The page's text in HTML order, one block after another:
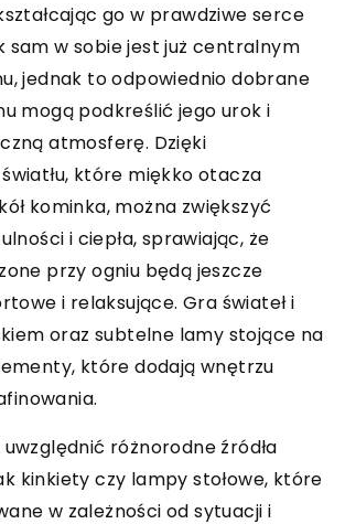
go w prawdziwe serce
sam w sobie jest już centralnym
jednak to odpowiednio dobrane
mogą podkreślić jego urok i
atmosferę. Dzięki
które miękko otacza
kominka, można zwiększyć
i ciepła, sprawiając, że
przy ogniu będą jeszcze
i relaksujące. Gra świateł i
oraz subtelne lamy stojące na
które dodają wnętrzu
różnorodne źródła
kinkiety czy lampy stołowe, które
w zależności od sytuacji i